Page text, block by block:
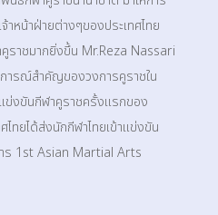
หน้าฝ่ายต่างๆของประเทศไทย
คูราชมากยิ่งขึ้น Mr.Reza Nassari
ารณ์สำคัญของวงการคูราชใน
ข่งขันกีฬาคูราชครั้งแรกของ
ทยได้ส่งนักกีฬาไทยเข้าแข่งขัน
ร 1st Asian Martial Arts